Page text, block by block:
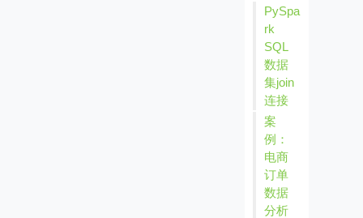
PySpa
rk
SQL
数据
集join
连接
案
例：
电商
订单
数据
分析